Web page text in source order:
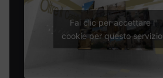
Fai clic per accettare i
cookie per questo servizio